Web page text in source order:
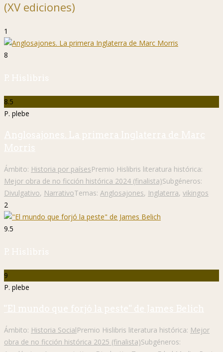
(XV ediciones)
1
8
P. Hislibris
8.5
P. plebe
Anglosajones. La primera Inglaterra de Marc
Morris
Ámbito: Historia por paísesPremio Hislibris literatura histórica:
Mejor obra de no ficción histórica 2024 (finalista)Subgéneros:
Divulgativo, NarrativoTemas: Anglosajones, Inglaterra, vikingos
2
9.5
P. Hislibris
9
P. plebe
"El mundo que forjó la peste" de James Belich
Ámbito: Historia SocialPremio Hislibris literatura histórica: Mejor
obra de no ficción histórica 2025 (finalista)Subgéneros: